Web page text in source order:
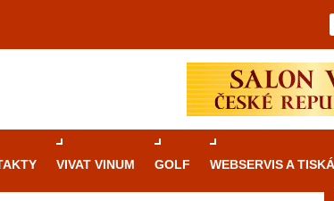
VIVAT VINUM GOLF WEBSERVIS A